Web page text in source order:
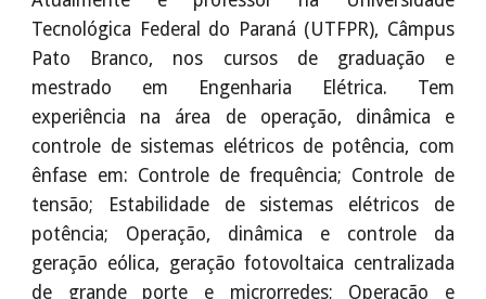
Tecnológica Federal do Paraná (UTFPR), Câmpus
Pato Branco, nos cursos de graduação e
mestrado em Engenharia Elétrica. Tem
experiência na área de operação, dinâmica e
controle de sistemas elétricos de potência, com
ênfase em: Controle de frequência; Controle de
tensão; Estabilidade de sistemas elétricos de
potência; Operação, dinâmica e controle da
geração eólica, geração fotovoltaica centralizada
de grande porte e microrredes; Operação e